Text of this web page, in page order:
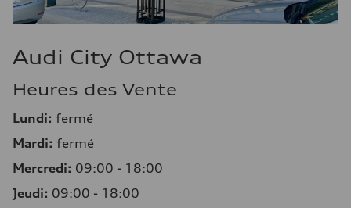
Audi City Ottawa
Heures des Vente
Lundi: fermé
Mardi: fermé
Mercredi: 09:00 - 18:00
Jeudi: 09:00 - 18:00